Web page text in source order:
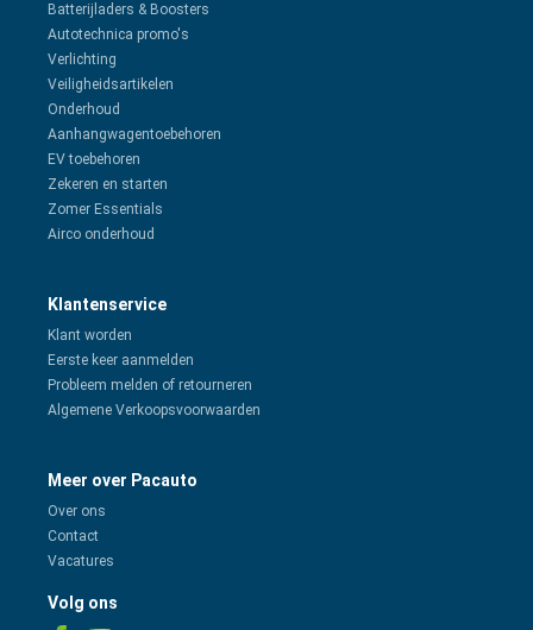
Batterijladers & Boosters
Autotechnica promo's
Verlichting
Veiligheidsartikelen
Onderhoud
Aanhangwagentoebehoren
EV toebehoren
Zekeren en starten
Zomer Essentials
Airco onderhoud
Klantenservice
Klant worden
Eerste keer aanmelden
Probleem melden of retourneren
Algemene Verkoopsvoorwaarden
Meer over Pacauto
Over ons
Contact
Vacatures
Volg ons